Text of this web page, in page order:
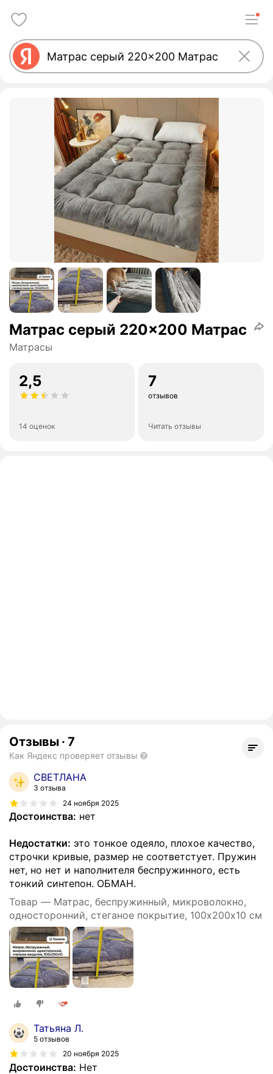
Матрас серый 220x200 Матрас
Матрасы
2,5
14 оценок
7
отзывов
Читать отзывы
Отзывы · 7
Как Яндекс проверяет отзывы
СВЕТЛАНА
3 отзыва
24 ноября 2025
Достоинства: нет
Недостатки: это тонкое одеяло, плохое качество,
строчки кривые, размер не соответстует. Пружин
нет, но нет и наполнителя беспружинного, есть
тонкий синтепон. ОБМАН.
Товар — Матрас, беспружинный, микроволокно,
односторонний, стеганое покрытие, 100х200х10 см
Татьяна Л.
5 отзывов
20 ноября 2025
Достоинства: Нет